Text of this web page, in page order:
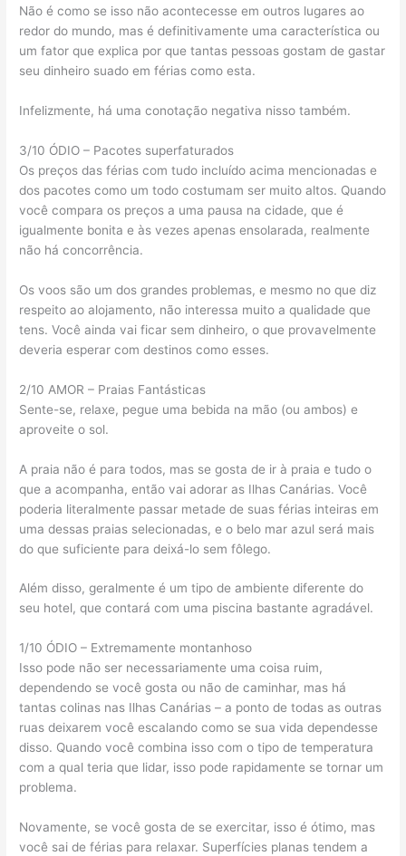
Não é como se isso não acontecesse em outros lugares ao
redor do mundo, mas é definitivamente uma característica ou
um fator que explica por que tantas pessoas gostam de gastar
seu dinheiro suado em férias como esta.
Infelizmente, há uma conotação negativa nisso também.
3/10 ÓDIO – Pacotes superfaturados
Os preços das férias com tudo incluído acima mencionadas e
dos pacotes como um todo costumam ser muito altos. Quando
você compara os preços a uma pausa na cidade, que é
igualmente bonita e às vezes apenas ensolarada, realmente
não há concorrência.
Os voos são um dos grandes problemas, e mesmo no que diz
respeito ao alojamento, não interessa muito a qualidade que
tens. Você ainda vai ficar sem dinheiro, o que provavelmente
deveria esperar com destinos como esses.
2/10 AMOR – Praias Fantásticas
Sente-se, relaxe, pegue uma bebida na mão (ou ambos) e
aproveite o sol.
A praia não é para todos, mas se gosta de ir à praia e tudo o
que a acompanha, então vai adorar as Ilhas Canárias. Você
poderia literalmente passar metade de suas férias inteiras em
uma dessas praias selecionadas, e o belo mar azul será mais
do que suficiente para deixá-lo sem fôlego.
Além disso, geralmente é um tipo de ambiente diferente do
seu hotel, que contará com uma piscina bastante agradável.
1/10 ÓDIO – Extremamente montanhoso
Isso pode não ser necessariamente uma coisa ruim,
dependendo se você gosta ou não de caminhar, mas há
tantas colinas nas Ilhas Canárias – a ponto de todas as outras
ruas deixarem você escalando como se sua vida dependesse
disso. Quando você combina isso com o tipo de temperatura
com a qual teria que lidar, isso pode rapidamente se tornar um
problema.
Novamente, se você gosta de se exercitar, isso é ótimo, mas
você sai de férias para relaxar. Superfícies planas tendem a